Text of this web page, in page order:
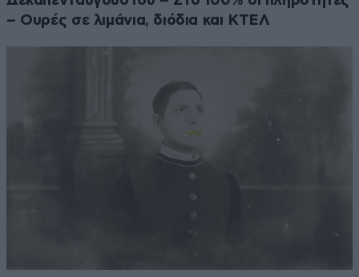
– Ουρές σε λιμάνια, διόδια και ΚΤΕΛ